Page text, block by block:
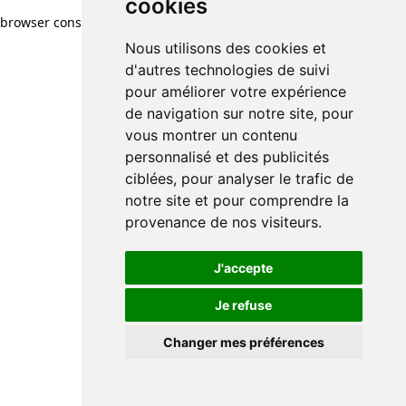
cookies
Nous utilisons des cookies et
d'autres technologies de suivi
pour améliorer votre expérience
de navigation sur notre site, pour
vous montrer un contenu
personnalisé et des publicités
ciblées, pour analyser le trafic de
notre site et pour comprendre la
provenance de nos visiteurs.
J'accepte
Je refuse
Changer mes préférences
browser console for more information)